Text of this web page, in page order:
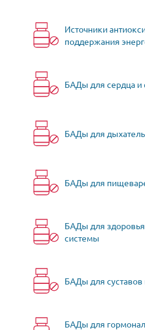
Источники
поддержания
БАДы для сердца и
БАДы для
БАДы для
БАДы для
системы
БАДы для суставов
БАДы для